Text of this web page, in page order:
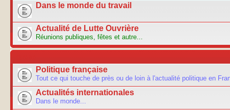
Dans le monde du travail
Actualité de Lutte Ouvrière
Réunions publiques, fêtes et autre...
Politique française
Tout ce qui touche de près ou de loin à l'actualité politique en
Actualités internationales
Dans le monde...